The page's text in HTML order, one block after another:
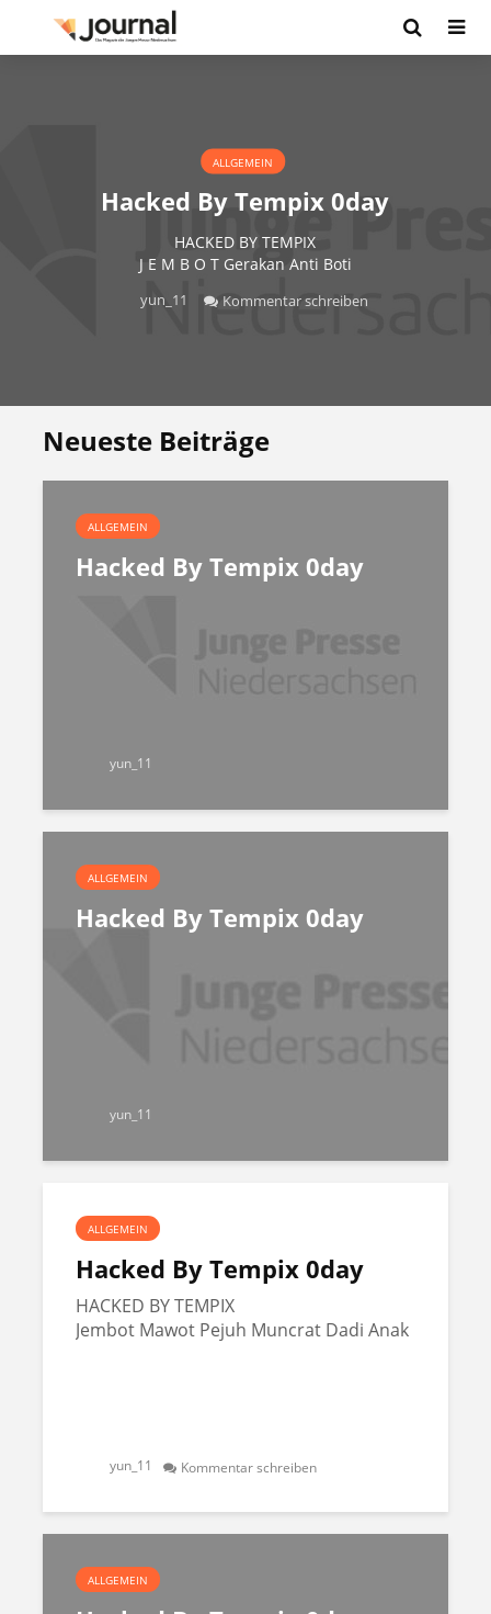
ALLGEMEIN
Hacked By Tempix 0day
HACKED BY TEMPIX
J E M B O T Gerakan Anti Boti
yun_11 Kommentar schreiben
Neueste Beiträge
ALLGEMEIN
Hacked By Tempix 0day
yun_11
ALLGEMEIN
Hacked By Tempix 0day
yun_11
ALLGEMEIN
Hacked By Tempix 0day
HACKED BY TEMPIX
Jembot Mawot Pejuh Muncrat Dadi Anak
yun_11 Kommentar schreiben
ALLGEMEIN